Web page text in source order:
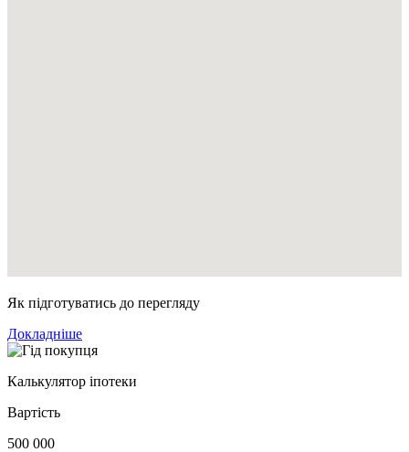
Як підготуватись до перегляду
Докладніше
Калькулятор іпотеки
Вартість
500 000